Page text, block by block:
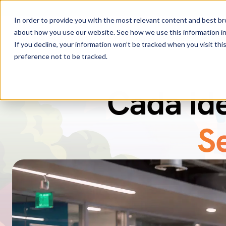
In order to provide you with the most relevant content and best
about how you use our website. See how we use this information
If you decline, your information won’t be tracked when you visit
preference not to be tracked.
Plataforma Productos
Protege
un
que te
Cada